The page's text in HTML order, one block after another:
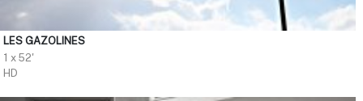
LES GAZOLINES
1 x 52'
HD